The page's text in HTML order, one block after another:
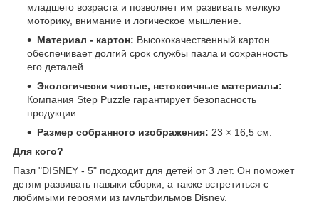
младшего возраста и позволяет им развивать мелкую
моторику, внимание и логическое мышление.
Материал - картон: Высококачественный картон
обеспечивает долгий срок службы пазла и сохранность
его деталей.
Экологически чистые, нетоксичные материалы:
Компания Step Puzzle гарантирует безопасность
продукции.
Размер собранного изображения: 23 × 16,5 см.
Для кого?
Пазл "DISNEY - 5" подходит для детей от 3 лет. Он поможет
детям развивать навыки сборки, а также встретиться с
любимыми героями из мультфильмов Disney.